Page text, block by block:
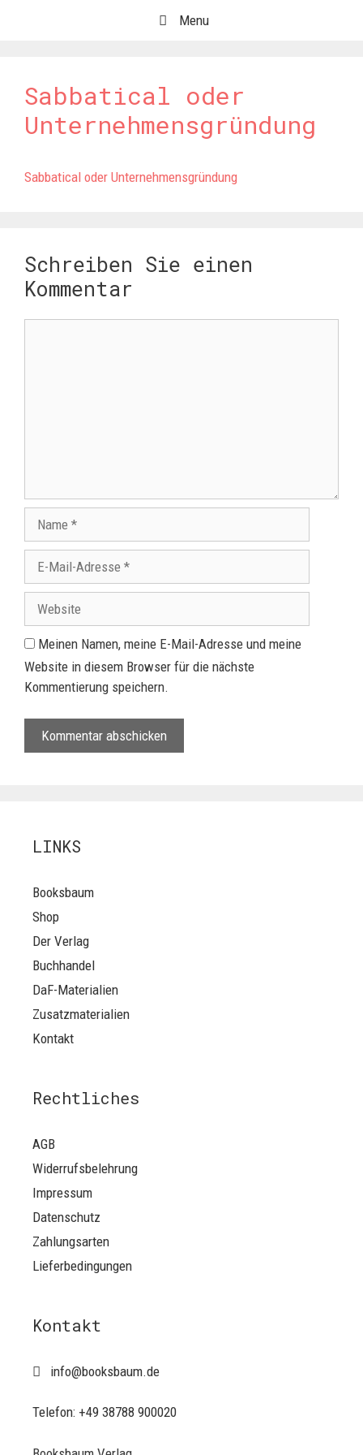
Menu
Sabbatical oder
Unternehmensgründung
Sabbatical oder Unternehmensgründung
Schreiben Sie einen
Kommentar
Meinen Namen, meine E-Mail-Adresse und meine
Website in diesem Browser für die nächste
Kommentierung speichern.
LINKS
Booksbaum
Shop
Der Verlag
Buchhandel
DaF-Materialien
Zusatzmaterialien
Kontakt
Rechtliches
AGB
Widerrufsbelehrung
Impressum
Datenschutz
Zahlungsarten
Lieferbedingungen
Kontakt
info@booksbaum.de
Telefon: +49 38788 900020